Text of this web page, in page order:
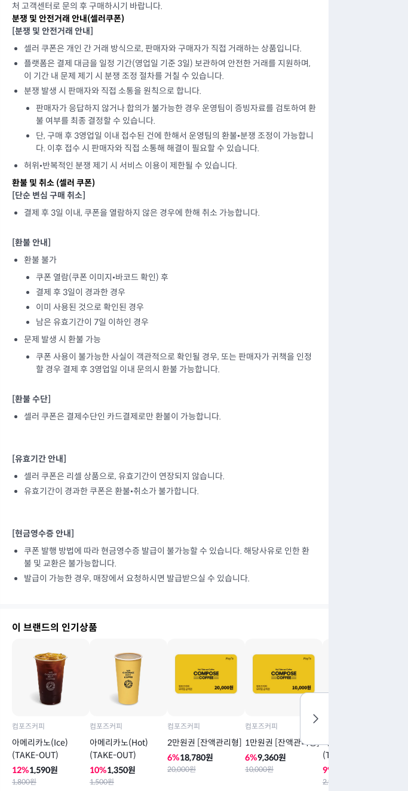
처 고객센터로 문의 후 구매하시기 바랍니다.
분쟁 및 안전거래 안내(셀러쿠폰)
[분쟁 및 안전거래 안내]
셀러 쿠폰은 개인 간 거래 방식으로, 판매자와 구매자가 직접 거래하는 상품입니다.
플랫폼은 결제 대금을 일정 기간(영업일 기준 3일) 보관하여 안전한 거래를 지원하며,
이 기간 내 문제 제기 시 분쟁 조정 절차를 거칠 수 있습니다.
분쟁 발생 시 판매자와 직접 소통을 원칙으로 합니다.
판매자가 응답하지 않거나 합의가 불가능한 경우 운영팀이 증빙자료를 검토하여 환
불 여부를 최종 결정할 수 있습니다.
단, 구매 후 3영업일 이내 접수된 건에 한해서 운영팀의 환불•분쟁 조정이 가능합니
다. 이후 접수 시 판매자와 직접 소통해 해결이 필요할 수 있습니다.
허위•반복적인 분쟁 제기 시 서비스 이용이 제한될 수 있습니다.
환불 및 취소 (셀러 쿠폰)
[단순 변심 구매 취소]
결제 후 3일 이내, 쿠폰을 열람하지 않은 경우에 한해 취소 가능합니다.
[환불 안내]
환불 불가
쿠폰 열람(쿠폰 이미지•바코드 확인) 후
결제 후 3일이 경과한 경우
이미 사용된 것으로 확인된 경우
남은 유효기간이 7일 이하인 경우
문제 발생 시 환불 가능
쿠폰 사용이 불가능한 사실이 객관적으로 확인될 경우, 또는 판매자가 귀책을 인정
할 경우 결제 후 3영업일 이내 문의시 환불 가능합니다.
[환불 수단]
셀러 쿠폰은 결제수단인 카드결제로만 환불이 가능합니다.
[유효기간 안내]
셀러 쿠폰은 리셀 상품으로, 유효기간이 연장되지 않습니다.
유효기간이 경과한 쿠폰은 환불•취소가 불가합니다.
[현금영수증 안내]
쿠폰 발행 방법에 따라 현금영수증 발급이 불가능할 수 있습니다. 해당사유로 인한 환
불 및 교환은 불가능합니다.
발급이 가능한 경우, 매장에서 요청하시면 발급받으실 수 있습니다.
이 브랜드의 인기상품
컴포즈커피
아메리카노(Ice)
(TAKE-OUT)
12%1,590원
1,800원
컴포즈커피
아메리카노(Hot)
(TAKE-OUT)
10%1,350원
1,500원
컴포즈커피
2만원권 [잔액관리형]
6%18,780원
20,000원
컴포즈커피
1만원권 [잔액관리형]
6%9,360원
10,000원
카페라떼 HOT/ICED
(Take-out)
9%
2,900